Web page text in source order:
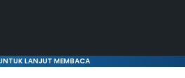
LANJUT MEMBACA